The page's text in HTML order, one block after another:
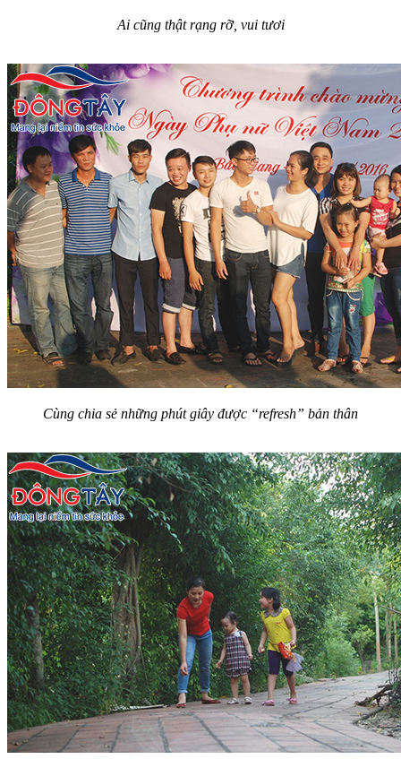
Ai cũng thật rạng rỡ, vui tươi
Cùng chia sẻ những phút giây được “refresh” bản thân